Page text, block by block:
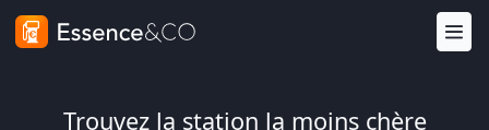
Trouvez la station la moins chère